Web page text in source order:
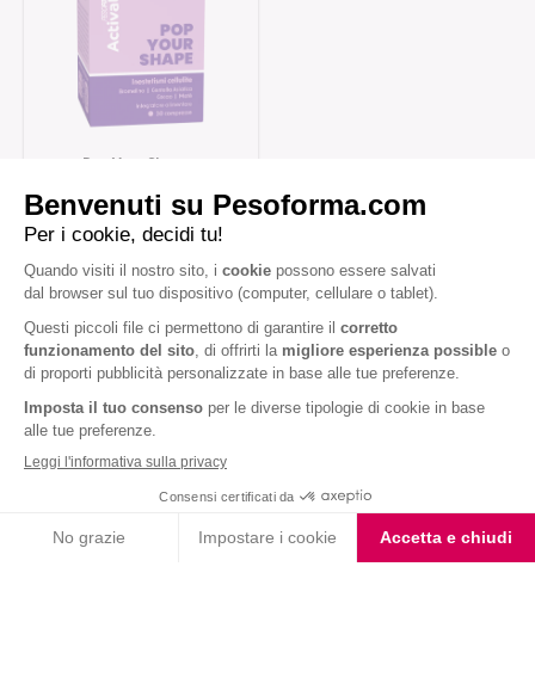
Pop Your Shape –
Iscriviti alla newsletter
Letta l'informativa privacy, acconsento all'iscrizione alla newsletter